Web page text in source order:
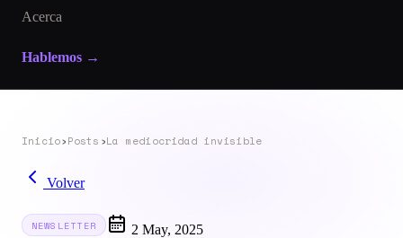
Acerca
Hablemos →
Inicio›Posts ›La mediocridad invisible
Volver
NEWSLETTER 2 May, 2025